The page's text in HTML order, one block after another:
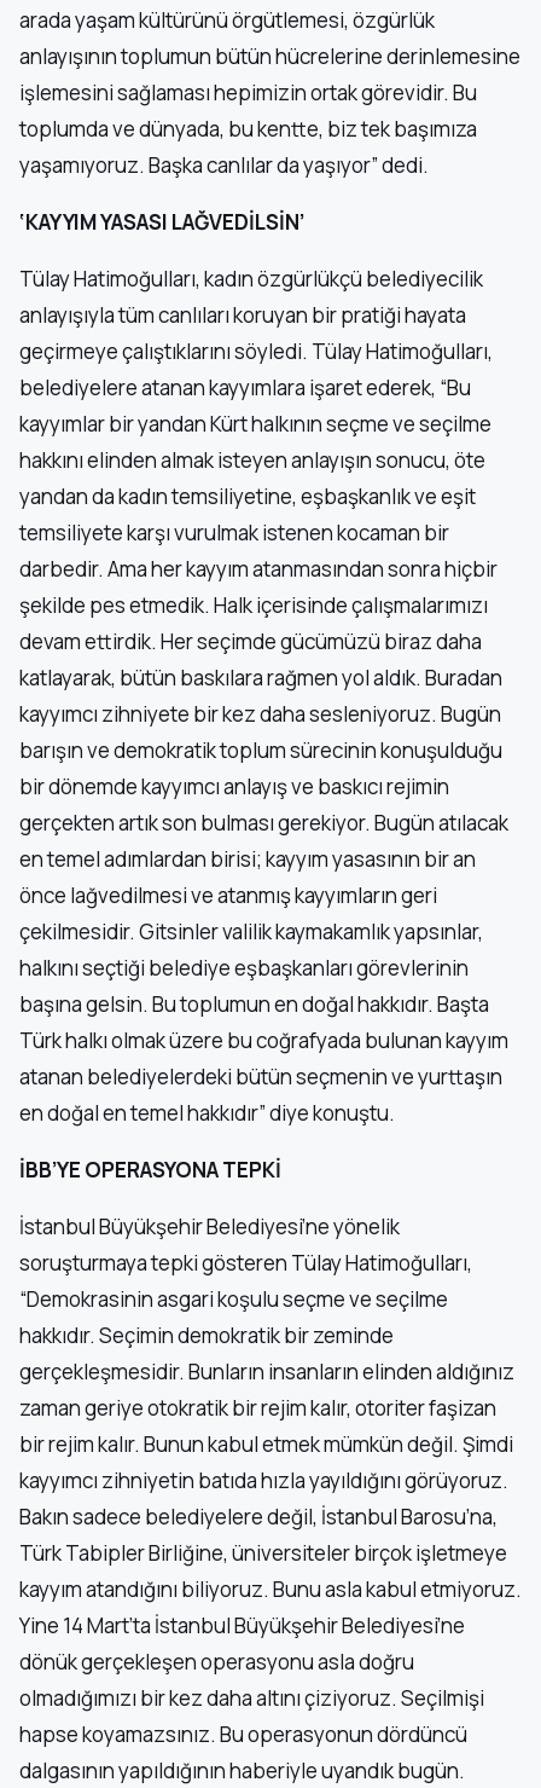
arada yaşam kültürünü örgütlemesi, özgürlük
anlayışının toplumun bütün hücrelerine derinlemesine
işlemesini sağlaması hepimizin ortak görevidir. Bu
toplumda ve dünyada, bu kentte, biz tek başımıza
yaşamıyoruz. Başka canlılar da yaşıyor” dedi.
‘KAYYIM YASASI LAĞVEDİLSİN’
Tülay Hatimoğulları, kadın özgürlükçü belediyecilik
anlayışıyla tüm canlıları koruyan bir pratiği hayata
geçirmeye çalıştıklarını söyledi. Tülay Hatimoğulları,
belediyelere atanan kayyımlara işaret ederek, “Bu
kayyımlar bir yandan Kürt halkının seçme ve seçilme
hakkını elinden almak isteyen anlayışın sonucu, öte
yandan da kadın temsiliyetine, eşbaşkanlık ve eşit
temsiliyete karşı vurulmak istenen kocaman bir
darbedir. Ama her kayyım atanmasından sonra hiçbir
şekilde pes etmedik. Halk içerisinde çalışmalarımızı
devam ettirdik. Her seçimde gücümüzü biraz daha
katlayarak, bütün baskılara rağmen yol aldık. Buradan
kayyımcı zihniyete bir kez daha sesleniyoruz. Bugün
barışın ve demokratik toplum sürecinin konuşulduğu
bir dönemde kayyımcı anlayış ve baskıcı rejimin
gerçekten artık son bulması gerekiyor. Bugün atılacak
en temel adımlardan birisi; kayyım yasasının bir an
önce lağvedilmesi ve atanmış kayyımların geri
çekilmesidir. Gitsinler valilik kaymakamlık yapsınlar,
halkını seçtiği belediye eşbaşkanları görevlerinin
başına gelsin. Bu toplumun en doğal hakkıdır. Başta
Türk halkı olmak üzere bu coğrafyada bulunan kayyım
atanan belediyelerdeki bütün seçmenin ve yurttaşın
en doğal en temel hakkıdır” diye konuştu.
İBB’YE OPERASYONA TEPKİ
İstanbul Büyükşehir Belediyesi’ne yönelik
soruşturmaya tepki gösteren Tülay Hatimoğulları,
“Demokrasinin asgari koşulu seçme ve seçilme
hakkıdır. Seçimin demokratik bir zeminde
gerçekleşmesidir. Bunların insanların elinden aldığınız
zaman geriye otokratik bir rejim kalır, otoriter faşizan
bir rejim kalır. Bunun kabul etmek mümkün değil. Şimdi
kayyımcı zihniyetin batıda hızla yayıldığını görüyoruz.
Bakın sadece belediyelere değil, İstanbul Barosu’na,
Türk Tabipler Birliğine, üniversiteler birçok işletmeye
kayyım atandığını biliyoruz. Bunu asla kabul etmiyoruz.
Yine 14 Mart’ta İstanbul Büyükşehir Belediyesi’ne
dönük gerçekleşen operasyonu asla doğru
olmadığımızı bir kez daha altını çiziyoruz. Seçilmişi
hapse koyamazsınız. Bu operasyonun dördüncü
dalgasının yapıldığının haberiyle uyandık bugün.